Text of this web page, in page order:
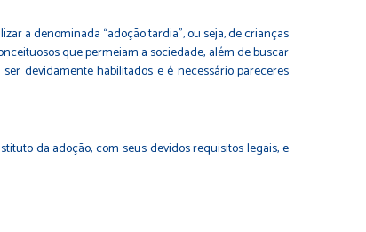
a denominada “adoção tardia”, ou seja, de crianças
que permeiam a sociedade, além de buscar
devidamente habilitados e é necessário pareceres
da adoção, com seus devidos requisitos legais, e